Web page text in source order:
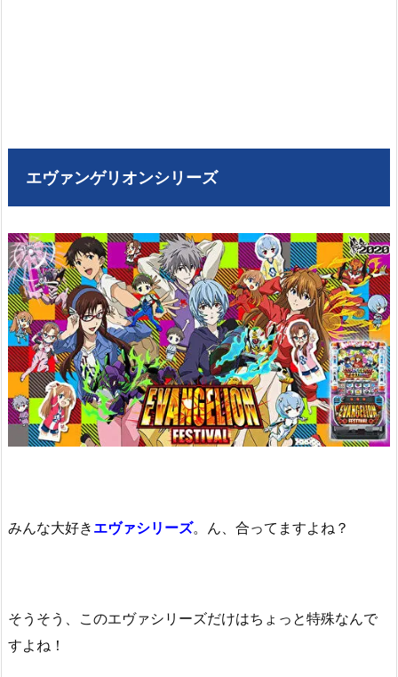
エヴァンゲリオンシリーズ
みんな大好きエヴァシリーズ。ん、合ってますよね？
そうそう、このエヴァシリーズだけはちょっと特殊なんで
すよね！